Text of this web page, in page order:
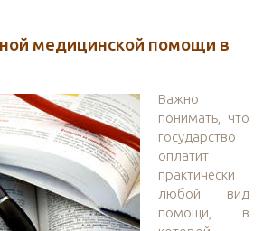
медицинской помощи в
Важно
понимать, что
государство
оплатит
практически
любой вид
помощи, в